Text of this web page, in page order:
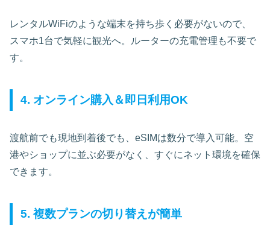
レンタルWiFiのような端末を持ち歩く必要がないので、
スマホ1台で気軽に観光へ。ルーターの充電管理も不要で
す。
4. オンライン購入＆即日利用OK
渡航前でも現地到着後でも、eSIMは数分で導入可能。空
港やショップに並ぶ必要がなく、すぐにネット環境を確保
できます。
5. 複数プランの切り替えが簡単